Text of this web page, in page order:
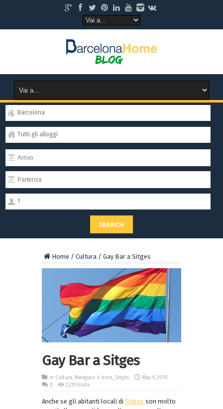
Barcelona
Tutti gli alloggi
1
SEARCH
Home / Cultura / Gay Bar a Sitges
Gay Bar a Sitges
in Cultura, Mangiare e bere, Sitges
May 9, 2015
0
2,219 Visite
Anche se gli abitanti locali di Sitges son molto